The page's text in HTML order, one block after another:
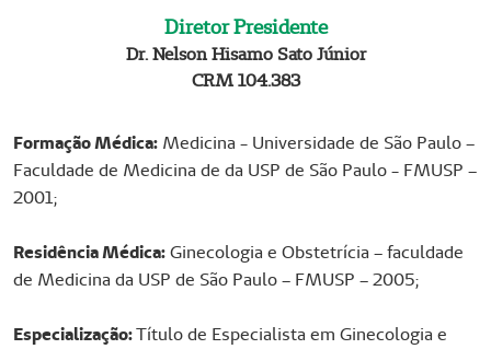
h
e
a
i
n
Diretor Presidente
Dr. Nelson Hisamo Sato Júnior
CRM 104.383
​​​​​​​Formação Médica: Medicina - Universidade de São Paulo –
Faculdade de Medicina de da USP de São Paulo - FMUSP –
2001;
Residência Médica:Ginecologia e Obstetrícia – faculdade
de Medicina da USP de São Paulo – FMUSP – 2005;
Especialização:Título de Especialista em Ginecologia e